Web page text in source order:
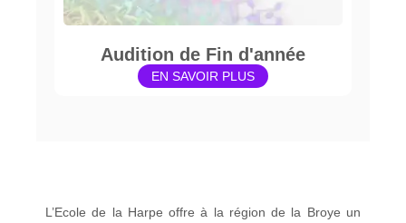
Audition de Fin d'année
EN SAVOIR PLUS
L’Ecole de la Harpe offre à la région de la Broye un